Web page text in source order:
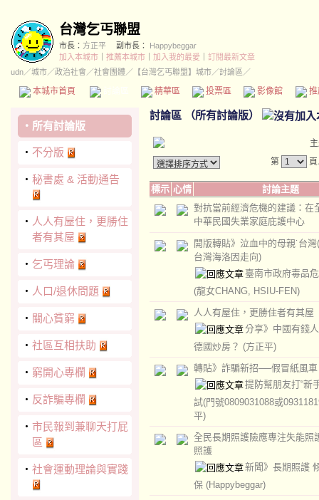
台灣乞丐聯盟
市長： 方正平 副市長：
Happybeggar
加入本城市
推薦本城市 加入我的最愛
訂閱最新文章
udn／城市／政治社會 ／社會團體／ 【台灣乞丐聯盟】城市／討論區／
本城市首頁 精華區 投票區 影像館
‧ 所有討論版
‧ 不分版
‧ 秘書處 & 活動通告
‧ 人人有屋住，更勝住
者有其屋
‧ 乞丐理論
‧ 人口/退休問題
‧ 關心貧窮
‧ 社區互相扶助
‧ 窮開心專欄
‧ 反詐騙專欄
‧ 市民報到兼聊天打屁
區
‧ 社會運動理論與實踐
討論區 （所有討論版）
第
標示 心情
討論主題
對抗當前經濟危機的建議：在
中華民國失業家庭庇護中心
開版轉貼》泣血中的母親˙台灣
台灣海洛因走向)
臺南市政府毒品
(龍女CHANG, HSIU-FEN)
人人有屋住，更勝住者有其屋
分享》中國有錢
德國炒房？ (方正平)
轉貼》詐騙新招──假冒紙風
提防幫朋友打“新
試(門號0809031088或
平)
全民長期照護險應專注失能照
照護
新聞》長期照護
保 (Happybeggar)